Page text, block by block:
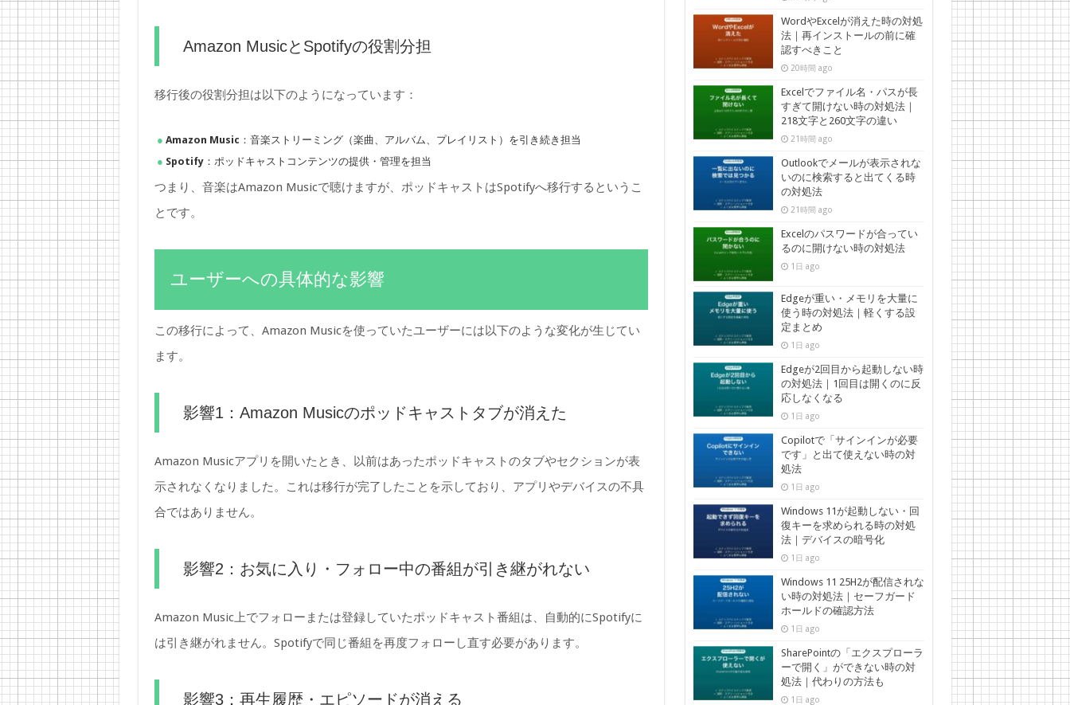
Amazon MusicとSpotifyの役割分担
移行後の役割分担は以下のようになっています：
Amazon Music ：音楽ストリーミング（楽曲、アルバム、プレイリスト）を引き続き担当
Spotify ：ポッドキャストコンテンツの提供・管理を担当
つまり、音楽はAmazon Musicで聴けますが、ポッドキャストはSpotifyへ移行するというこ
とです。
ユーザーへの具体的な影響
この移行によって、Amazon Musicを使っていたユーザーには以下のような変化が生じてい
ます。
影響1：Amazon Musicのポッドキャストタブが消えた
Amazon Musicアプリを開いたとき、以前はあったポッドキャストのタブやセクションが表
示されなくなりました。これは移行が完了したことを示しており、アプリやデバイスの不具
合ではありません。
影響2：お気に入り・フォロー中の番組が引き継がれない
Amazon Music上でフォローまたは登録していたポッドキャスト番組は、自動的にSpotifyに
は引き継がれません。Spotifyで同じ番組を再度フォローし直す必要があります。
影響3：再生履歴・エピソードが消える
WordやExcelが消えた時の対処
法｜再インストールの前に確
認すべきこと
20時間 ago
Excelでファイル名・パスが長
すぎて開けない時の対処法｜
218文字と260文字の違い
21時間 ago
Outlookでメールが表示されな
いのに検索すると出てくる時
の対処法
21時間 ago
Excelのパスワードが合ってい
るのに開けない時の対処法
1日 ago
Edgeが重い・メモリを大量に
使う時の対処法｜軽くする設
定まとめ
1日 ago
Edgeが2回目から起動しない時
の対処法｜1回目は開くのに反
応しなくなる
1日 ago
Copilotで「サインインが必要
です」と出て使えない時の対
処法
1日 ago
Windows 11が起動しない・回
復キーを求められる時の対処
法｜デバイスの暗号化
1日 ago
Windows 11 25H2が配信されな
い時の対処法｜セーフガード
ホールドの確認方法
1日 ago
SharePointの「エクスプローラ
ーで開く」ができない時の対
処法｜代わりの方法も
1日 ago